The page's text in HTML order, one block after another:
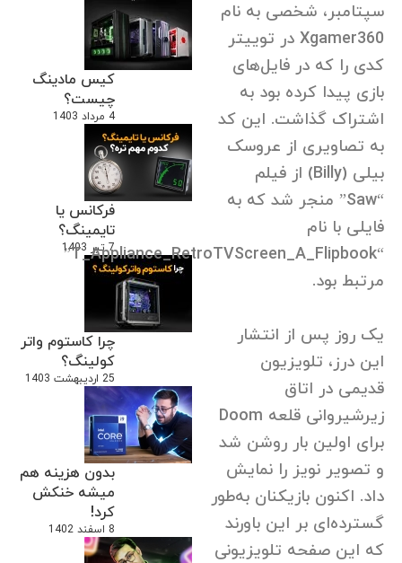
کیس مادینگ
چیست؟
4 مرداد 1403
فرکانس یا
تایمینگ؟
7 تیر 1403
چرا کاستوم واتر
کولینگ؟
25 اردیبهشت 1403
بدون هزینه هم
میشه خنکش
کرد!
8 اسفند 1402
سپتامبر، شخصی به نام
Xgamer360 در توییتر
کدی را که در فایل‌های
بازی پیدا کرده بود به
اشتراک گذاشت. این کد
به تصاویری از عروسک
بیلی (Billy) از فیلم
“Saw” منجر شد که به
فایلی با نام
“T_Appliance_RetroTVScreen_A_Flipbook”
مرتبط بود.
یک روز پس از انتشار
این درز، تلویزیون
قدیمی در اتاق
زیرشیروانی قلعه Doom
برای اولین بار روشن شد
و تصویر نویز را نمایش
داد. اکنون بازیکنان به‌طور
گسترده‌ای بر این باورند
که این صفحه تلویزیونی